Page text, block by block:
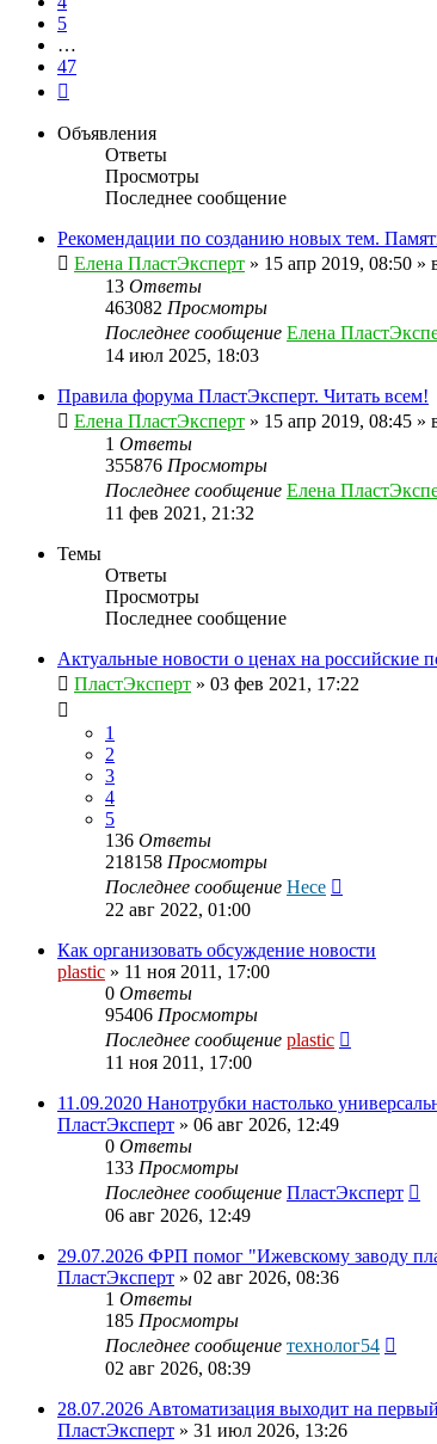
5
…
47
Объявления
Ответы
Просмотры
Последнее сообщение
Рекомендации по созданию новых тем.
Елена ПластЭксперт » 15 апр 2019, 08:50 »
13 Ответы
463082 Просмотры
Последнее сообщение Елена
14 июл 2025, 18:03
Правила форума ПластЭксперт. Читать всем!
Елена ПластЭксперт » 15 апр 2019, 08:45 »
1 Ответы
355876 Просмотры
Последнее сообщение Елена
11 фев 2021, 21:32
Темы
Ответы
Просмотры
Последнее сообщение
Актуальные новости о ценах на российские
ПластЭксперт » 03 фев 2021, 17:22
1
2
3
4
5
136 Ответы
218158 Просмотры
Последнее сообщение Hece
22 авг 2022, 01:00
Как организовать обсуждение новости
plastic » 11 ноя 2011, 17:00
0 Ответы
95406 Просмотры
Последнее сообщение plastic
11 ноя 2011, 17:00
11.09.2020 Нанотрубки настолько
ПластЭксперт » 06 авг 2026, 12:49
0 Ответы
133 Просмотры
Последнее сообщение ПластЭксперт
06 авг 2026, 12:49
29.07.2026 ФРП помог "Ижевскому заводу
ПластЭксперт » 02 авг 2026, 08:36
1 Ответы
185 Просмотры
Последнее сообщение технолог54
02 авг 2026, 08:39
28.07.2026 Автоматизация выходит на
ПластЭксперт » 31 июл 2026, 13:26